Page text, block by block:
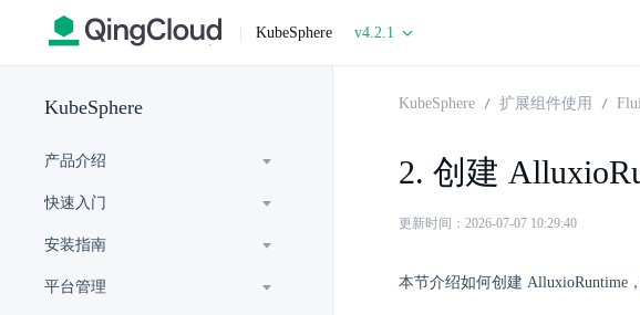
| KubeSphere v4.2.1
KubeSphere
产品介绍
快速入门
安装指南
平台管理
KubeSphere 扩展组件使用
2. 创建
更新时间：2026-07-07 10:29:40
本节介绍如何创建 AlluxioRuntime